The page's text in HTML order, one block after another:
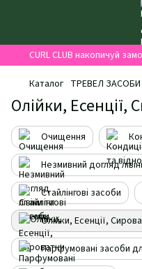
CURL CLUB накопичуй
Каталог ТРЕВЕЛ ЗАСОБИ
Олійки, Есенції,
Очищення
Незмивний догляд
Стайлінгові засоби
Олійки, Есенції,
Парфумовані засоби